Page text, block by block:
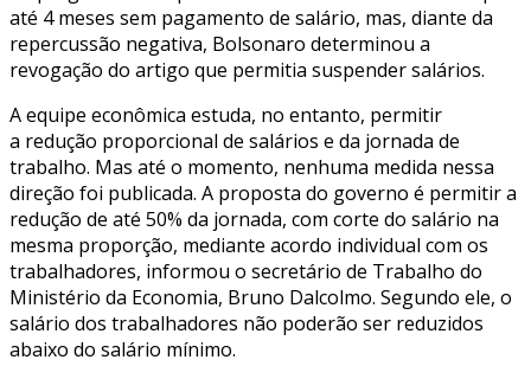
até 4 meses sem pagamento de salário, mas, diante da
repercussão negativa, Bolsonaro determinou a
revogação do artigo que permitia suspender salários.
A equipe econômica estuda, no entanto, permitir
a redução proporcional de salários e da jornada de
trabalho. Mas até o momento, nenhuma medida nessa
direção foi publicada. A proposta do governo é permitir a
redução de até 50% da jornada, com corte do salário na
mesma proporção, mediante acordo individual com os
trabalhadores, informou o secretário de Trabalho do
Ministério da Economia, Bruno Dalcolmo. Segundo ele, o
salário dos trabalhadores não poderão ser reduzidos
abaixo do salário mínimo.